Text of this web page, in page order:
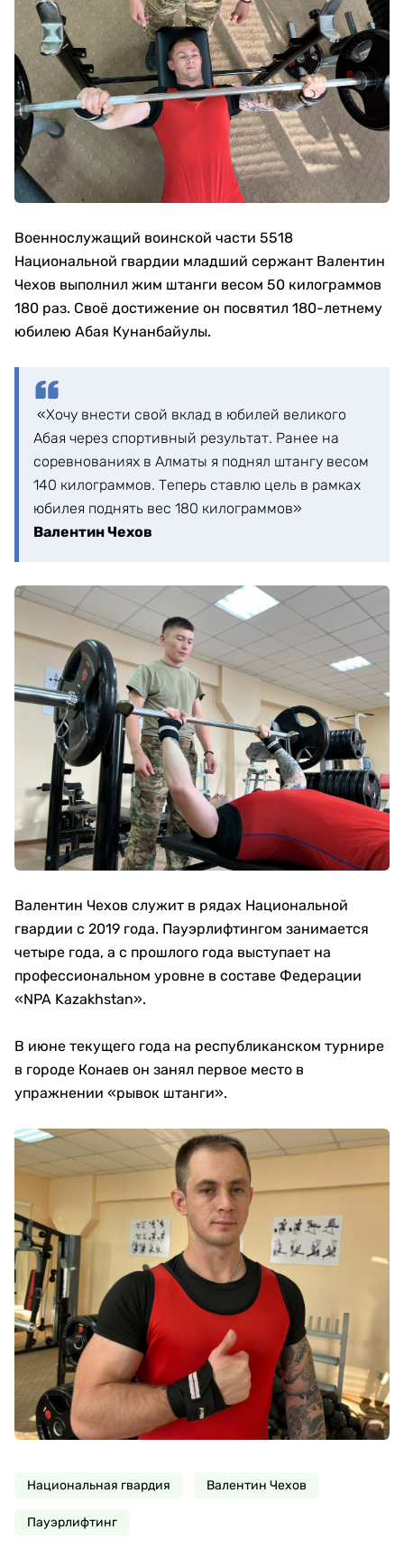
Военнослужащий воинской части 5518
Национальной гвардии младший сержант Валентин
Чехов выполнил жим штанги весом 50 килограммов
180 раз. Своё достижение он посвятил 180-летнему
юбилею Абая Кунанбайулы.
«Хочу внести свой вклад в юбилей великого
Абая через спортивный результат. Ранее на
соревнованиях в Алматы я поднял штангу весом
140 килограммов. Теперь ставлю цель в рамках
юбилея поднять вес 180 килограммов»
Валентин Чехов
Валентин Чехов служит в рядах Национальной
гвардии с 2019 года. Пауэрлифтингом занимается
четыре года, а с прошлого года выступает на
профессиональном уровне в составе Федерации
«NPA Kazakhstan».
В июне текущего года на республиканском турнире
в городе Конаев он занял первое место в
упражнении «рывок штанги».
Национальная гвардия Валентин Чехов
Пауэрлифтинг